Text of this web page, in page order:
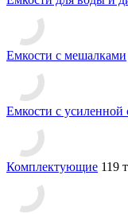
Емкости с мешалками
Емкости с усиленной
Комплектующие 119